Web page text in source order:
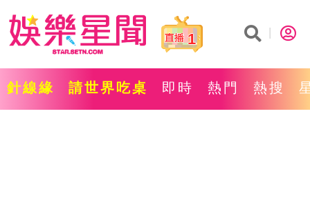
1
針線緣 請世界吃桌 即時 熱門 熱搜